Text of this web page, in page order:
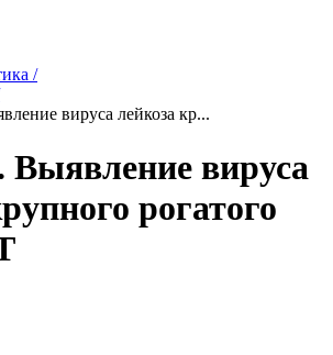
/
вируса лейкоза кр...
вируса
рогатого